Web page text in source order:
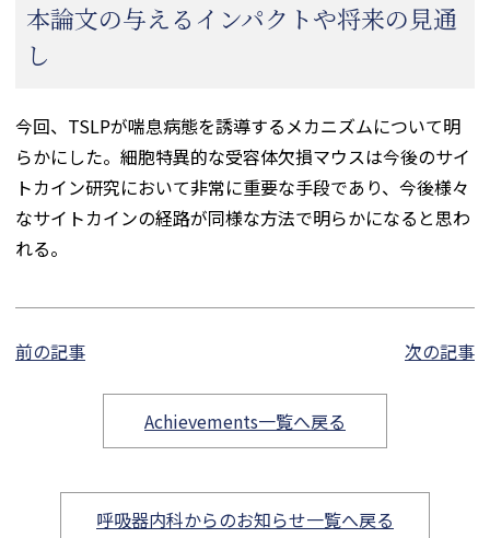
本論文の与えるインパクトや将来の見通
し
今回、TSLPが喘息病態を誘導するメカニズムについて明
らかにした。細胞特異的な受容体欠損マウスは今後のサイ
トカイン研究において非常に重要な手段であり、今後様々
なサイトカインの経路が同様な方法で明らかになると思わ
れる。
前の記事 次の記事
Achievements一覧へ戻る
呼吸器内科からのお知らせ一覧へ戻る